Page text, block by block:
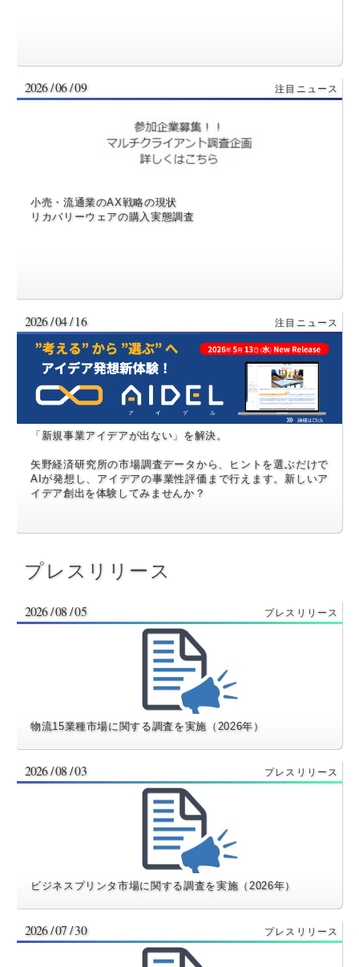
2026 / 06 / 09
小売・流通業のAX戦略の現状
リカバリーウェアの購入実態調査
2026 / 04 / 16
「新規事業アイデアが出ない」を解決。
矢野経済研究所の市場調査データから、ヒントを選ぶだけで
AIが発想し、アイデアの事業性評価まで行えます。新しいア
イデア創出を体験してみませんか？
プレスリリース
2026 / 08 / 05
物流15業種市場に関する調査を実施（2026年）
2026 / 08 / 03
ビジネスプリンタ市場に関する調査を実施（2026年）
2026 / 07 / 30